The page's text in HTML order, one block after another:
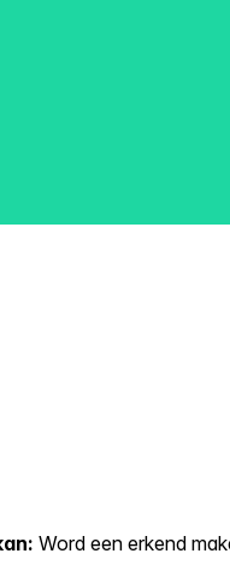
Word een erkend